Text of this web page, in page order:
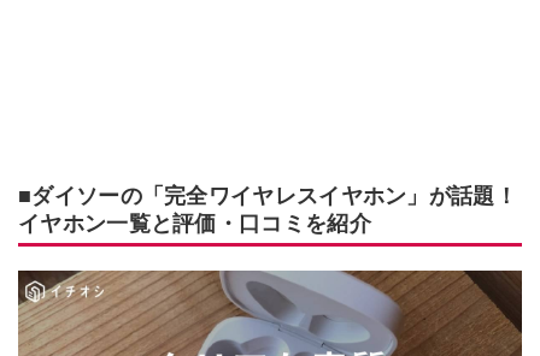
■ダイソーの「完全ワイヤレスイヤホン」が話題！
イヤホン一覧と評価・口コミを紹介